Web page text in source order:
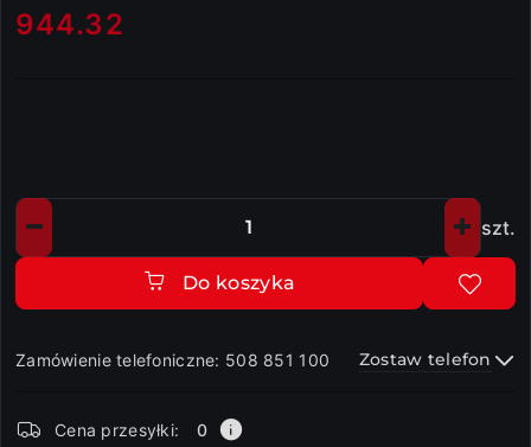
Cena:
944.32
Ilość szt.
Do koszyka
Zamówienie telefoniczne: 508 851 100 Zostaw telefon
Cena przesyłki: 0